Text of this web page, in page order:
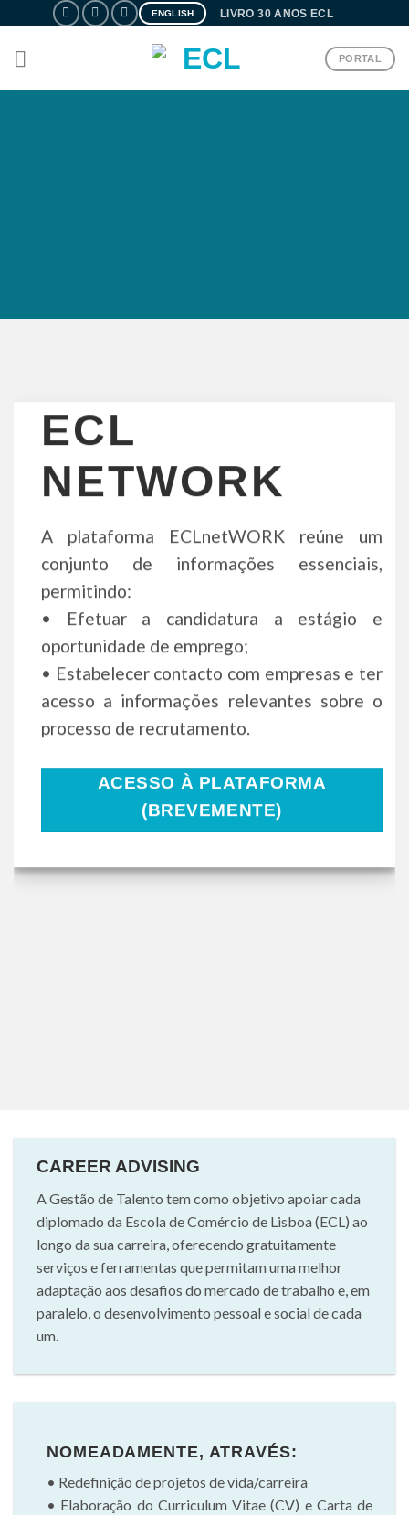
content
ENGLISH LIVRO 30 ANOS ECL
PORTAL
ECL
NETWORK
A plataforma ECLnetWORK reúne um
conjunto de informações essenciais,
permitindo:
• Efetuar a candidatura a estágio e
oportunidade de emprego;
• Estabelecer contacto com empresas e ter
acesso a informações relevantes sobre o
processo de recrutamento.
ACESSO À PLATAFORMA
(BREVEMENTE)
CAREER ADVISING
A Gestão de Talento tem como objetivo apoiar cada
diplomado da Escola de Comércio de Lisboa (ECL) ao
longo da sua carreira, oferecendo gratuitamente
serviços e ferramentas que permitam uma melhor
adaptação aos desafios do mercado de trabalho e, em
paralelo, o desenvolvimento pessoal e social de cada
um.
NOMEADAMENTE, ATRAVÉS:
• Redefinição de projetos de vida/carreira
• Elaboração do Curriculum Vitae (CV) e Carta de